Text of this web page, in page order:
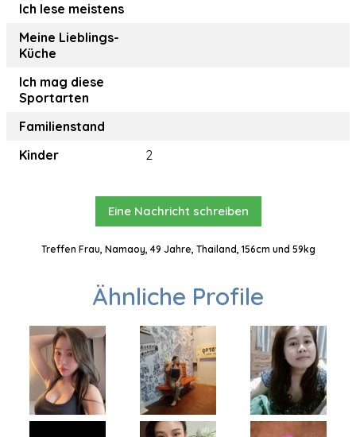
Ich lese meistens
Meine Lieblings-
Küche
Ich mag diese
Sportarten
Familienstand
Kinder
2
Eine Nachricht schreiben
Treffen Frau, Namaoy, 49 Jahre, Thailand, 156cm und 59kg
Ähnliche Profile